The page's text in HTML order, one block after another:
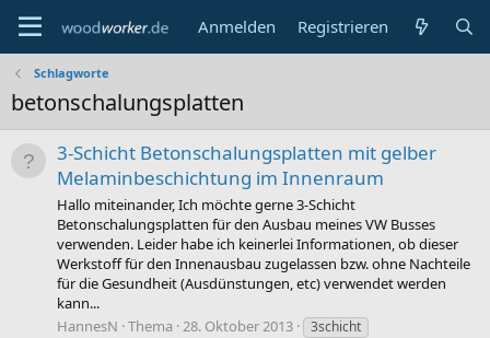
Anmelden Registrieren
Schlagworte
betonschalungsplatten
3-Schicht Betonschalungsplatten mit gelber
Melaminbeschichtung im Innenraum
Hallo miteinander, Ich möchte gerne 3-Schicht
Betonschalungsplatten für den Ausbau meines VW Busses
verwenden. Leider habe ich keinerlei Informationen, ob dieser
Werkstoff für den Innenausbau zugelassen bzw. ohne Nachteile
für die Gesundheit (Ausdünstungen, etc) verwendet werden
kann...
HannesN Thema 28. Oktober 2013
3schicht